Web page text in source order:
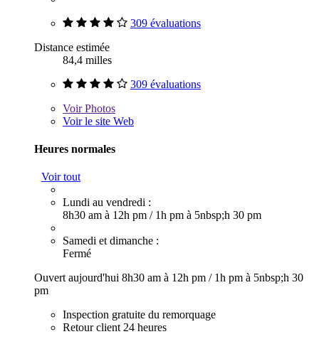
309 évaluations
Distance estimée
84,4 milles
309 évaluations
VoirPhotos
Voir le site Web
Heures normales
Voir tout
Lundi au vendredi :
8h30 am à 12h pm / 1h pm à 5nbsp;h 30 pm
Samedi et dimanche :
Fermé
Ouvert aujourd'hui 8h30 am à 12h pm / 1h pm à 5nbsp;h 30
pm
Inspection gratuite du remorquage
Retour client 24 heures